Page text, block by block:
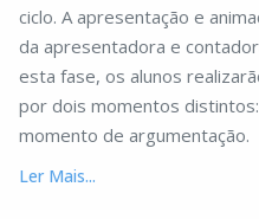
ciclo. A apresentação e
da apresentadora e
esta fase, os alunos
por dois momentos
momento de argumentação.
Ler Mais...